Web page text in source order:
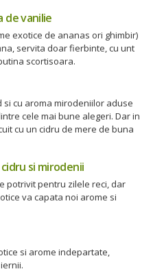
de vanilie
exotice de ananas ori ghimbir)
servita doar fierbinte, cu unt
scortisoara.
si cu aroma mirodeniilor aduse
cele mai bune alegeri. Dar in
cu un cidru de mere de buna
si mirodenii
potrivit pentru zilele reci, dar
va capata noi arome si
si arome indepartate,